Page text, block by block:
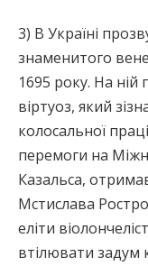
3) В Україні
знаменитого
1695 року. На
віртуоз, який
колосальної
перемоги на
Казальса,
Мстислава
еліти
втілювати задум